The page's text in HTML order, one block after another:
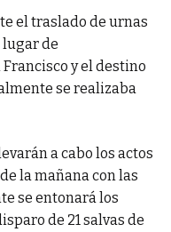
el traslado de urnas
lugar de
y el destino
se realizaba
a cabo los actos
la mañana con las
se entonará los
de 21 salvas de